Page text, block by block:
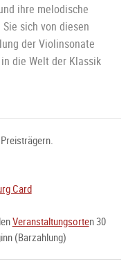
ihre melodische
sich von diesen
der Violinsonate
die Welt der Klassik
Card
Veranstaltungsorten 30
(Barzahlung)